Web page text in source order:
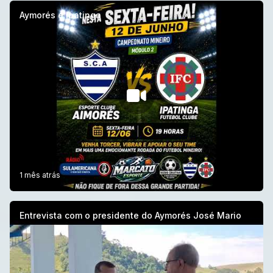
Aymorés e Ipatinga
1 mês atrás
Entrevista com o presidente do Aymorés José Mario